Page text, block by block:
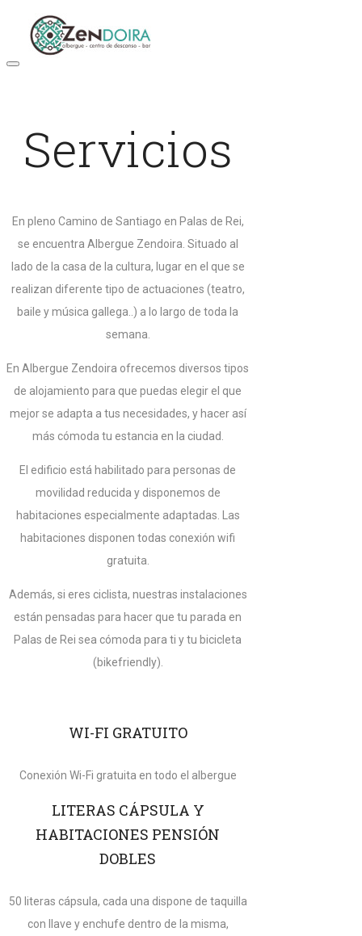
Servicios
En pleno Camino de Santiago en Palas de Rei,
se encuentra Albergue Zendoira. Situado al
lado de la casa de la cultura, lugar en el que se
realizan diferente tipo de actuaciones (teatro,
baile y música gallega..) a lo largo de toda la
semana.
En Albergue Zendoira ofrecemos diversos tipos
de alojamiento para que puedas elegir el que
mejor se adapta a tus necesidades, y hacer así
más cómoda tu estancia en la ciudad.
El edificio está habilitado para personas de
movilidad reducida y disponemos de
habitaciones especialmente adaptadas. Las
habitaciones disponen todas conexión wifi
gratuita.
Además, si eres ciclista, nuestras instalaciones
están pensadas para hacer que tu parada en
Palas de Rei sea cómoda para ti y tu bicicleta
(bikefriendly).
WI-FI GRATUITO
Conexión Wi-Fi gratuita en todo el albergue
LITERAS CÁPSULA Y
HABITACIONES PENSIÓN
DOBLES
50 literas cápsula, cada una dispone de taquilla
con llave y enchufe dentro de la misma,